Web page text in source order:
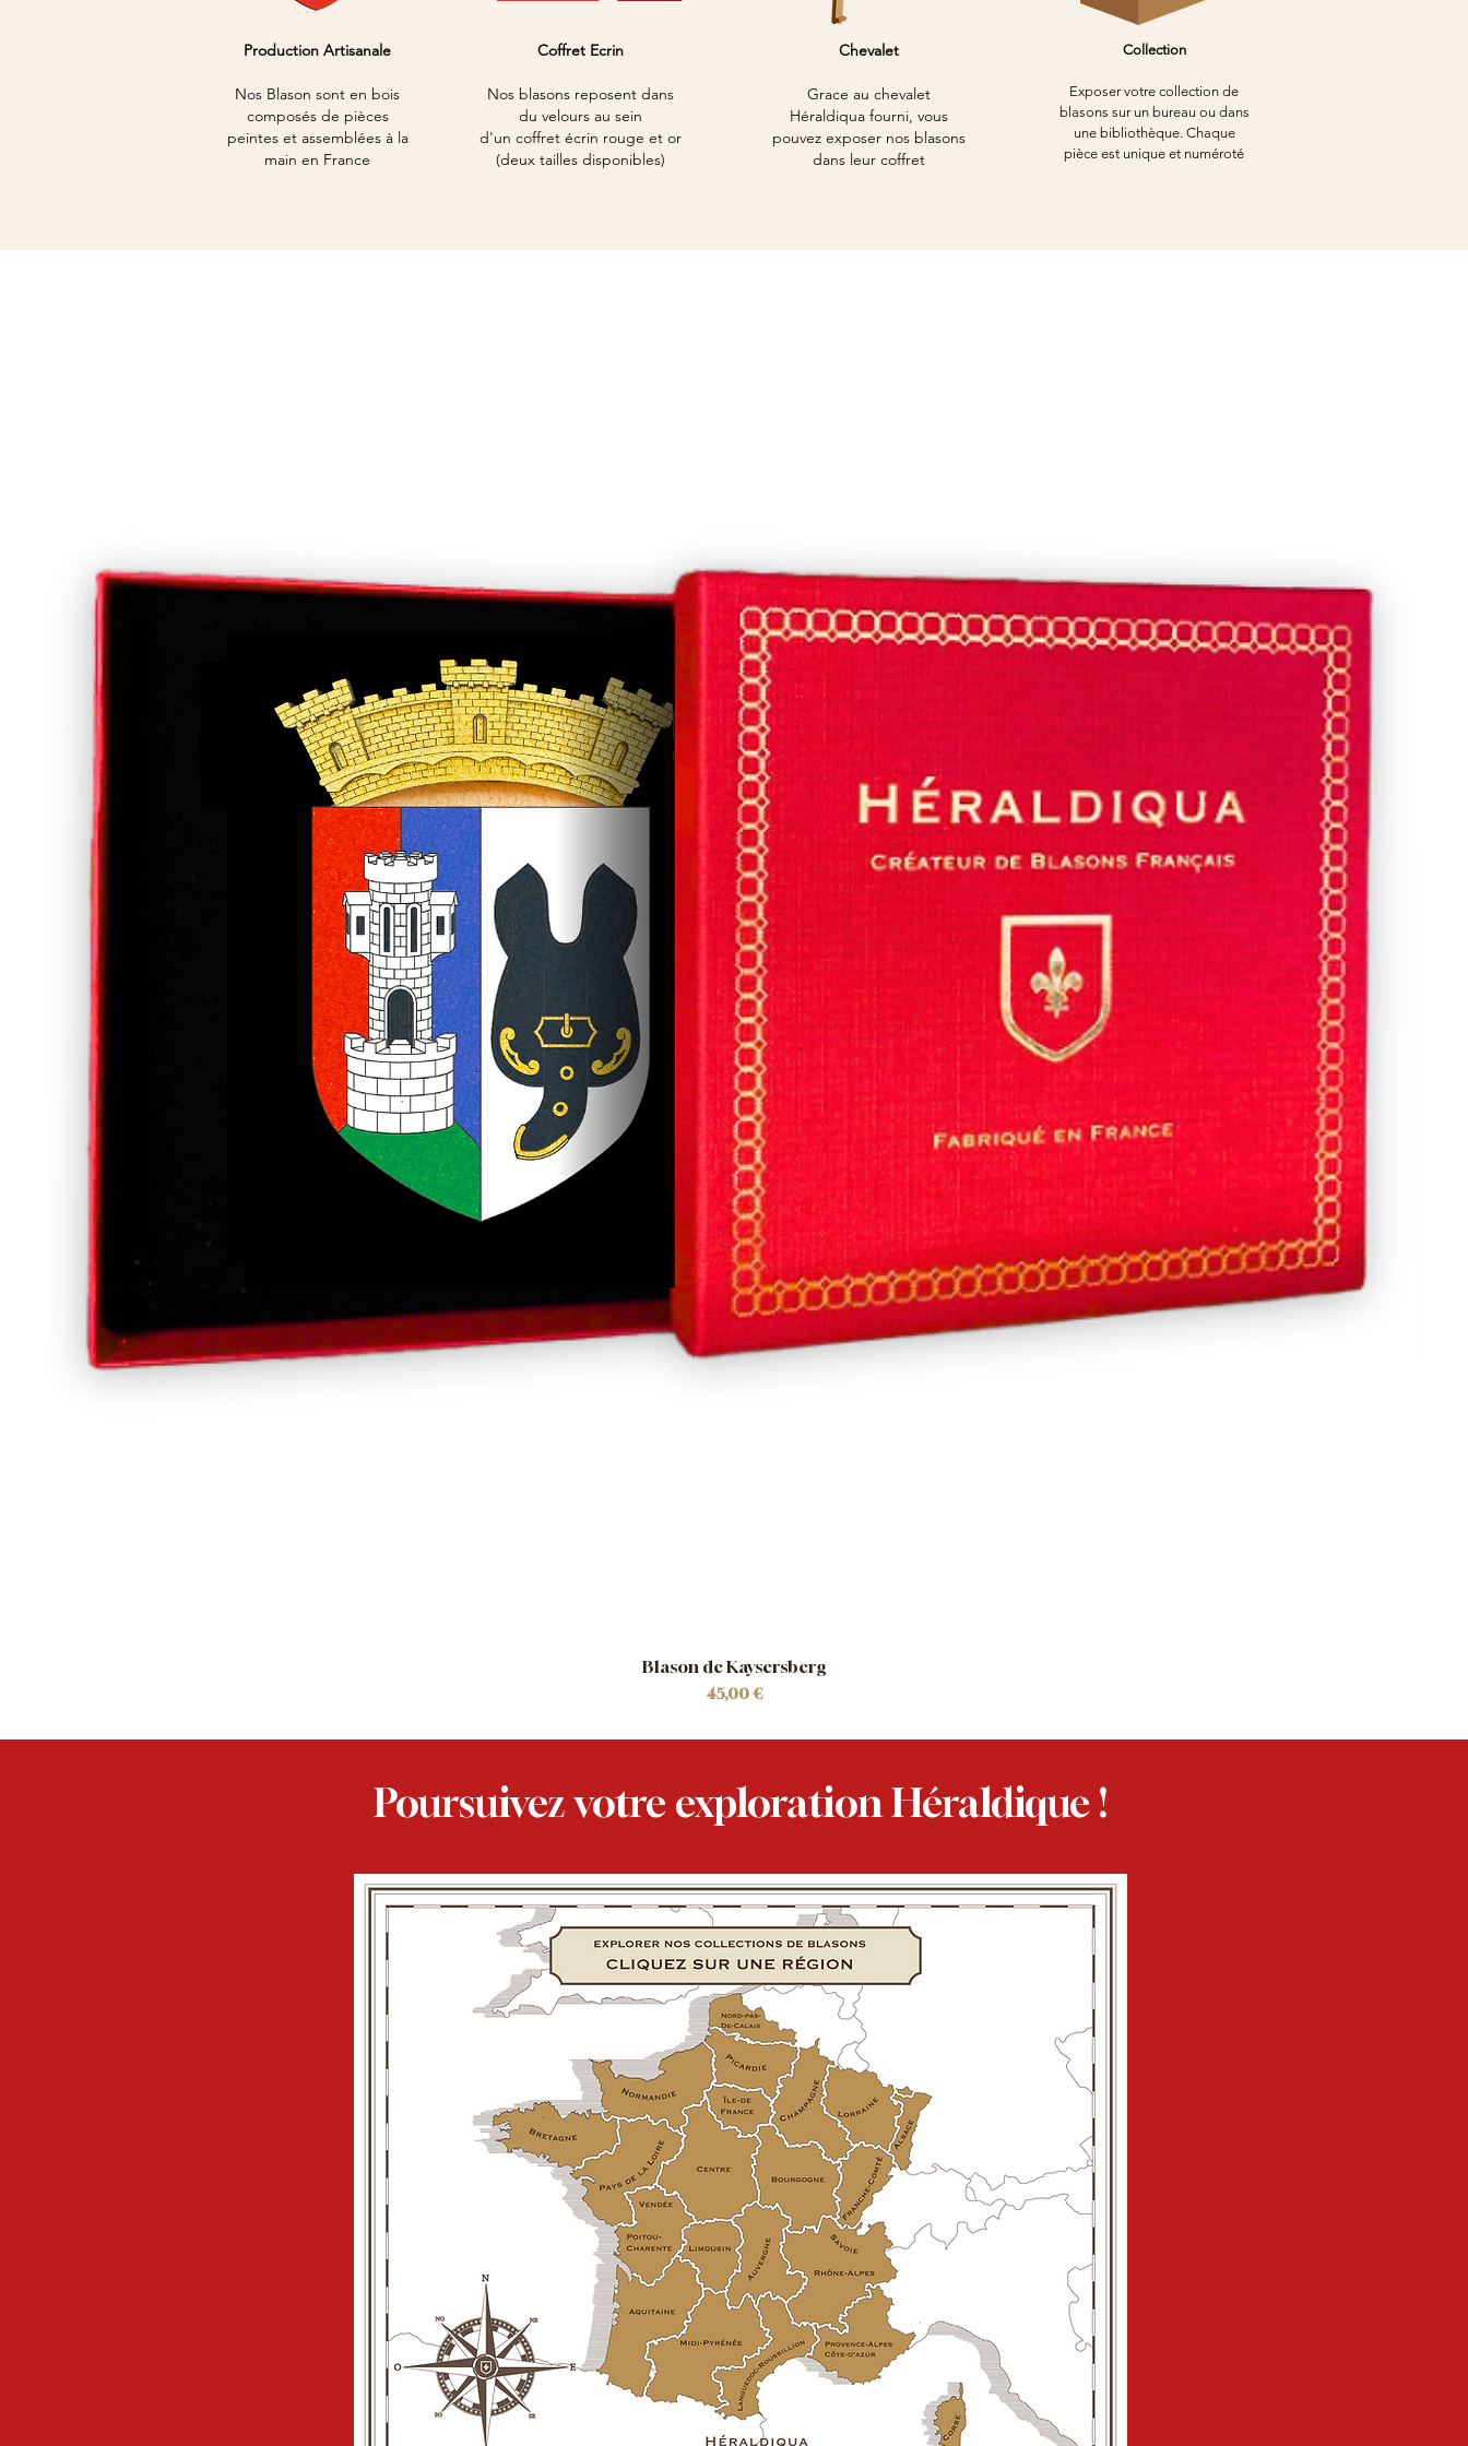
Production Artisanale
Nos Blason sont en bois
composés de pièces
peintes et assemblées à la
main en France
Coffret Ecrin
Nos blasons reposent dans
du velours au sein
d'un coffret écrin rouge et or
(deux tailles disponibles)
Chevalet
Grace au chevalet
Héraldiqua fourni, vous
pouvez exposer nos blasons
dans leur coffret
Collection
Exposer votre collection de
blasons sur un bureau ou dans
une bibliothèque. Chaque
pièce est unique et numéroté
Blason de Kaysersberg
Prix
45,00 €
Poursuivez votre exploration Héraldique !